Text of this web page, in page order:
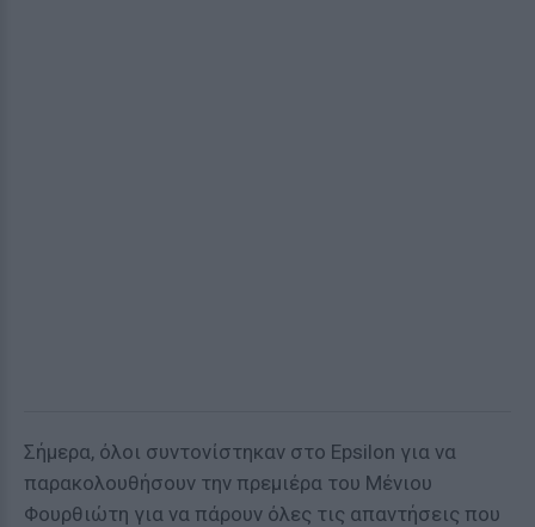
Σήμερα, όλοι συντονίστηκαν στο Epsilon για να
παρακολουθήσουν την πρεμιέρα του Μένιου
Φουρθιώτη για να πάρουν όλες τις απαντήσεις που